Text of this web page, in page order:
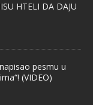
HTELI DA DAJU
pesmu u
(VIDEO)